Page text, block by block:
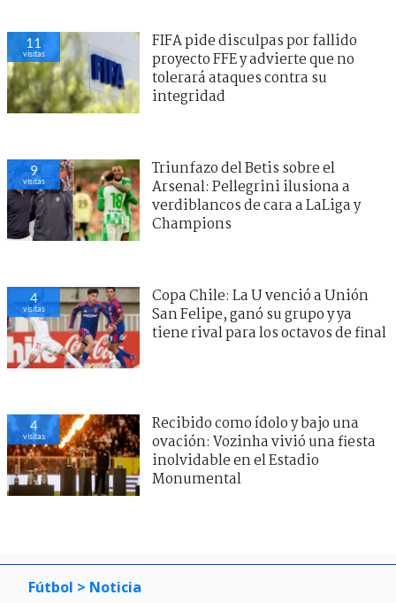
11
visitas
FIFA pide disculpas por fallido
proyecto FFE y advierte que no
tolerará ataques contra su
integridad
9
visitas
Triunfazo del Betis sobre el
Arsenal: Pellegrini ilusiona a
verdiblancos de cara a LaLiga y
Champions
4
visitas
Copa Chile: La U venció a Unión
San Felipe, ganó su grupo y ya
tiene rival para los octavos de final
4
visitas
Recibido como ídolo y bajo una
ovación: Vozinha vivió una fiesta
inolvidable en el Estadio
Monumental
Fútbol > Noticia